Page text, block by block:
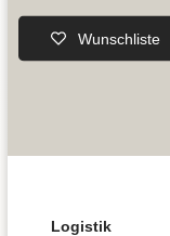
Wunschliste
Logistik